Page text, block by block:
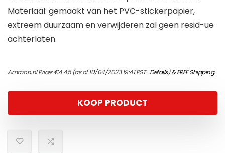
Materiaal: gemaakt van het PVC-stickerpapier,
extreem duurzaam en verwijderen zal geen resid-ue
achterlaten.
Amazon.nl Price:€4.45(as of 10/04/2023 19:41 PST-Details)&FREE Shipping.
KOOP PRODUCT